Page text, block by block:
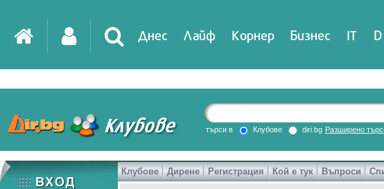
Днес Лайф Корнер Бизнес IT
търси в Клубове diri.bg Разширено
Клубове Дирене Регистрация Кой е тук Въпроси